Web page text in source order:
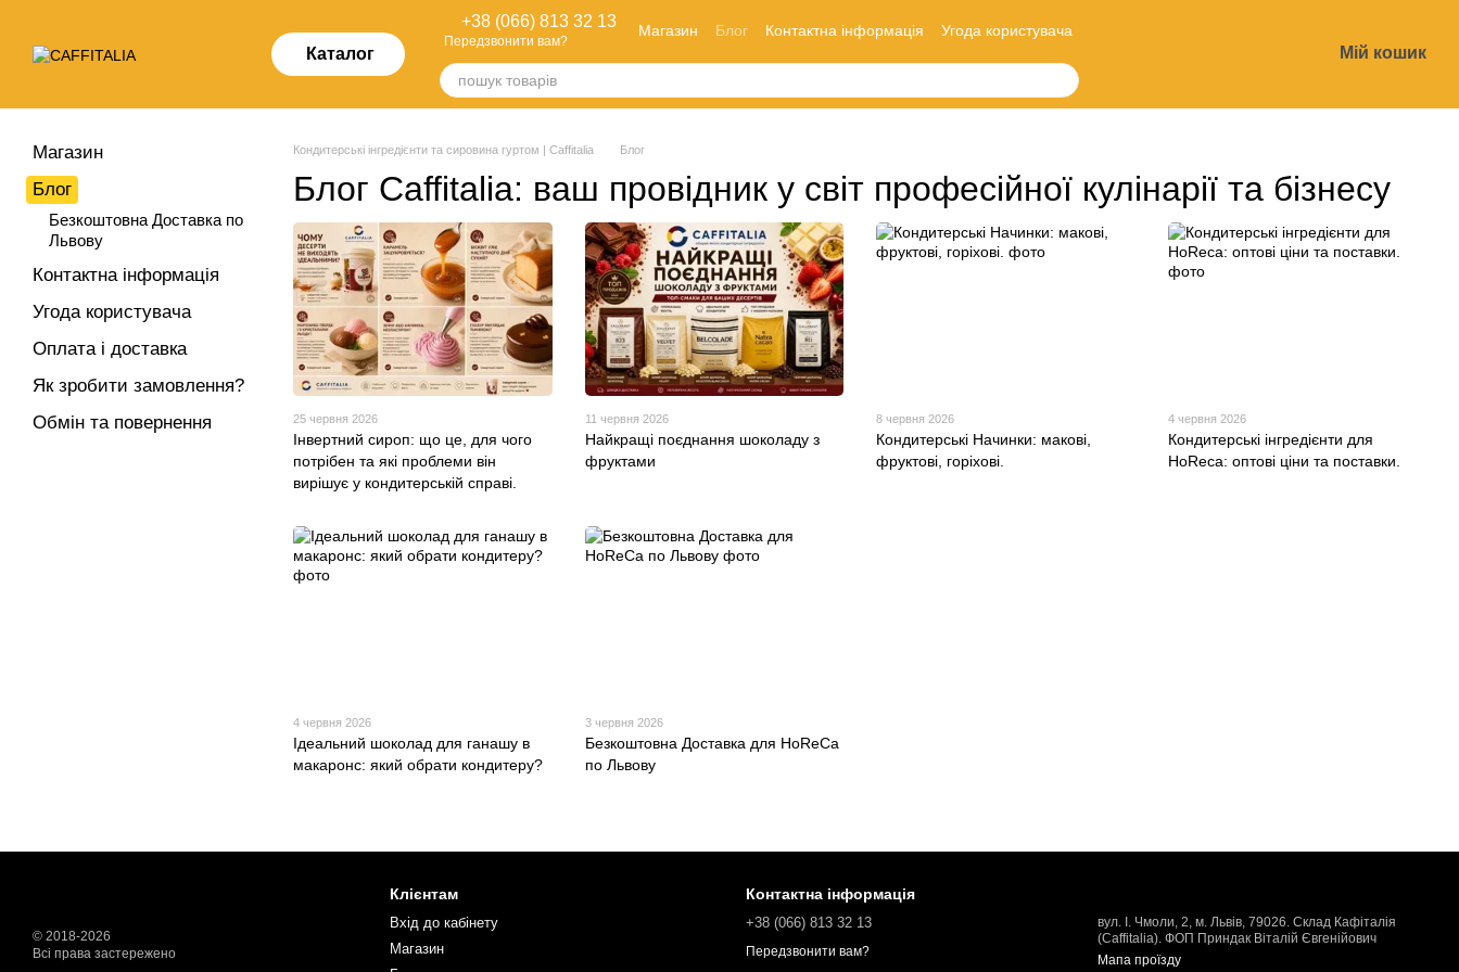
Каталог
+38 (066) 813 32 13
Передзвонити вам?
Магазин Блог Контактна інформація
Угода користувача
Мій кошик
Кондитерські інгредієнти та сировина гуртом | Caffitalia Блог
Блог Caffitalia: ваш провідник у світ професійної кулінарії та бізнесу
25 червня 2026
Інвертний сироп: що це, для чого
потрібен та які проблеми він
вирішує у кондитерській справі.
11 червня 2026
Найкращі поєднання шоколаду з
фруктами
8 червня 2026
Кондитерські Начинки: макові,
фруктові, горіхові.
4 червня 2026
Кондитерські інгредієнти для
HoReca: оптові ціни та поставки.
4 червня 2026
Ідеальний шоколад для ганашу в
макаронс: який обрати кондитеру?
3 червня 2026
Безкоштовна Доставка для HoReСa
по Львову
Магазин
Блог
Безкоштовна Доставка по
Львову
Контактна інформація
Угода користувача
Оплата і доставка
Як зробити замовлення?
Обмін та повернення
© 2018-2026
Всі права застережено
Клієнтам
Вхід до кабінету
Магазин
Контактна інформація
+38 (066) 813 32 13
Передзвонити вам?
вул. І. Чмоли, 2, м. Львів, 79026. Склад Кафіталія
(Caffitalia). ФОП Приндак Віталій Євгенійович
Мапа проїзду